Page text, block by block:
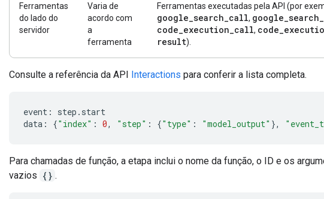
Ferramentas
do lado do
servidor
Varia de
acordo com
a
ferramenta
Ferramentas executadas pela API (por
google_search_call, google_search_
code_execution_call, code_
result).
Consulte a referência da API Interactions para conferir a lista completa.
event : step . start
data : {"index" : 0, "step" : {"type" : "model_output" },
Para chamadas de função, a etapa inclui o nome da função, o ID e os
vazios {} .